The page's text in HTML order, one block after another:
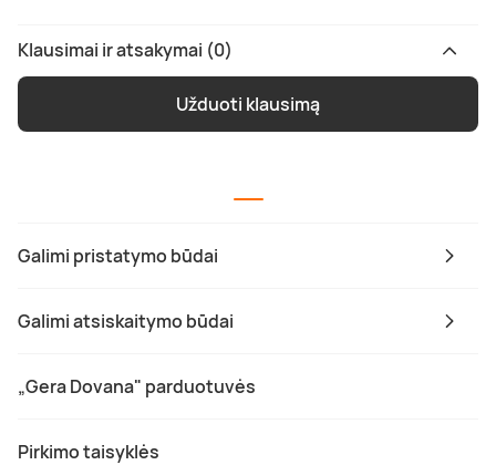
Galimi pristatymo būdai
Galimi atsiskaitymo būdai
„Gera Dovana" parduotuvės
Pirkimo taisyklės
Klausimai ir atsakymai (0)
Užduoti klausimą